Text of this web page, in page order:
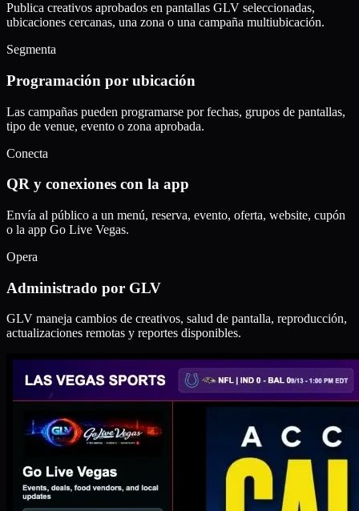
Publica creativos aprobados en pantallas GLV seleccionadas,
ubicaciones cercanas, una zona o una campaña multiubicación.
Segmenta
Programación por ubicación
Las campañas pueden programarse por fechas, grupos de pantallas,
tipo de venue, evento o zona aprobada.
Conecta
QR y conexiones con la app
Envía al público a un menú, reserva, evento, oferta, website, cupón
o la app Go Live Vegas.
Opera
Administrado por GLV
GLV maneja cambios de creativos, salud de pantalla, reproducción,
actualizaciones remotas y reportes disponibles.